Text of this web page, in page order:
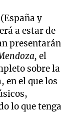
y
a estar de
presentarán
el
sobre la
el que los
lo que tenga